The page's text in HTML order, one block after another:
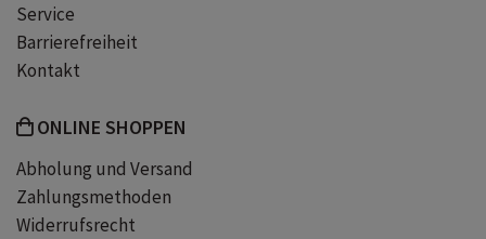
Service
Barrierefreiheit
Kontakt
ONLINE SHOPPEN
Abholung und Versand
Zahlungsmethoden
Widerrufsrecht